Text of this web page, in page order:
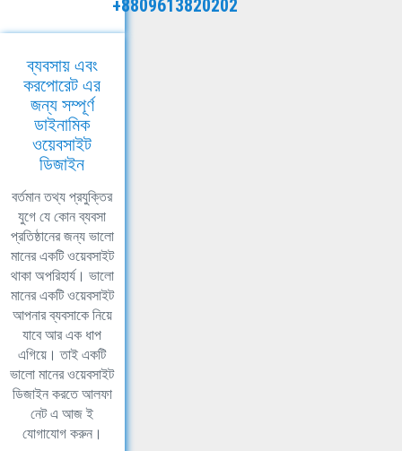
+8809613820202
ব্যবসায় এবং
করপোরেট এর
জন্য সম্পূর্ণ
ডাইনামিক
ওয়েবসাইট
ডিজাইন
বর্তমান তথ্য প্রযুক্তির
যুগে যে কোন ব্যবসা
প্রতিষ্ঠানের জন্য ভালো
মানের একটি ওয়েবসাইট
থাকা অপরিহার্য। ভালো
মানের একটি ওয়েবসাইট
আপনার ব্যবসাকে নিয়ে
যাবে আর এক ধাপ
এগিয়ে। তাই একটি
ভালো মানের ওয়েবসাইট
ডিজাইন করতে আলফা
নেট এ আজ ই
যোগাযোগ করুন।